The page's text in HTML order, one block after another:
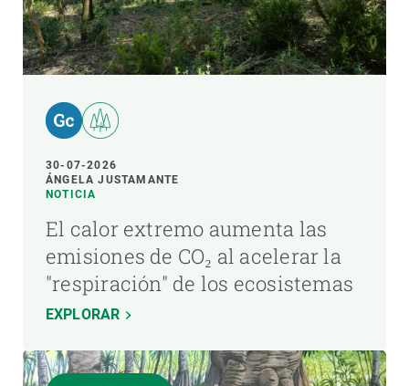
30-07-2026
ÁNGELA JUSTAMANTE
NOTICIA
El calor extremo aumenta las
emisiones de CO₂ al acelerar la
"respiración" de los ecosistemas
EXPLORAR